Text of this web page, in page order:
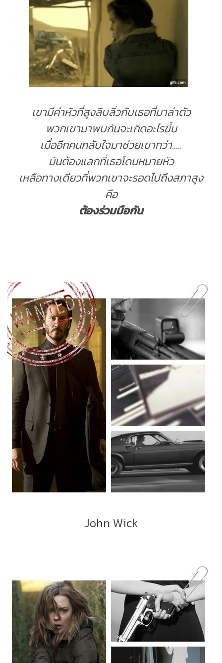
เขามีค่าหัวที่สูงลิบลิ่วกับเธอที่มาล่าตัว
พวกเขามาพบกันจะเกิดอะไรขึ้น
เมื่ออีกคนกลับใจมาช่วยเขาทว่า.....
มันต้องแลกที่เธอโดนหมายหัว
เหลือทางเดียวที่พวกเขาจะรอดไปถึงสภาสูง
คือ
ต้องร่วมมือกัน
John Wick